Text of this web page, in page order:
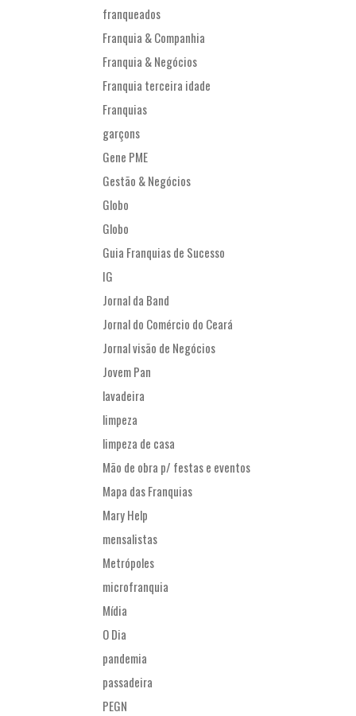
franqueados
Franquia & Companhia
Franquia & Negócios
Franquia terceira idade
Franquias
garçons
Gene PME
Gestão & Negócios
Globo
Globo
Guia Franquias de Sucesso
IG
Jornal da Band
Jornal do Comércio do Ceará
Jornal visão de Negócios
Jovem Pan
lavadeira
limpeza
limpeza de casa
Mão de obra p/ festas e eventos
Mapa das Franquias
Mary Help
mensalistas
Metrópoles
microfranquia
Mídia
O Dia
pandemia
passadeira
PEGN